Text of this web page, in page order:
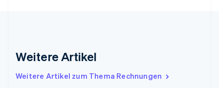
Weitere Artikel
Weitere Artikel zum Thema Rechnungen
Italien
Italiano English
Japan
日本語 English